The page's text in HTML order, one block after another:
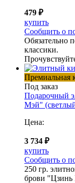
479 ₽
купить
Сообщить о
Обязательно
классики.
Премиальная
Под заказ
Подарочный
Мэй"
Цена:
3 734 ₽
купить
Сообщить о
250 гр.
брови